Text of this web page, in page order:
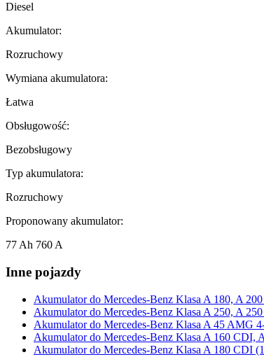
Diesel
Akumulator:
Rozruchowy
Wymiana akumulatora:
Łatwa
Obsługowość:
Bezobsługowy
Typ akumulatora:
Rozruchowy
Proponowany akumulator:
77 Ah 760 A
Inne pojazdy
Akumulator do Mercedes-Benz Klasa A 180, A
Akumulator do Mercedes-Benz Klasa A 250, A
Akumulator do Mercedes-Benz Klasa A 45 AMG
Akumulator do Mercedes-Benz Klasa A 160 CDI,
Akumulator do Mercedes-Benz Klasa A 180 CDI